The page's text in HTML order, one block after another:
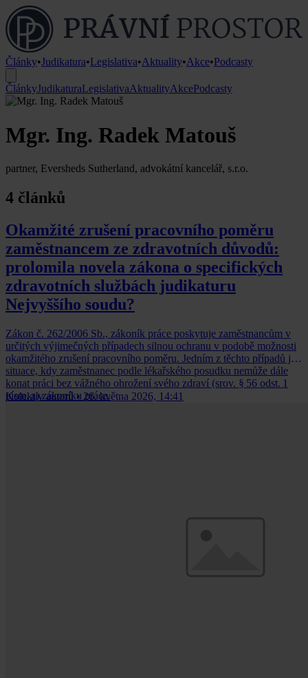
Články•Judikatura•Legislativa•Aktuality•Akce•Podcasty
ČlánkyJudikaturaLegislativaAktualityAkcePodcasty
Mgr. Ing. Radek Matouš
partner, Eversheds Sutherland, advokátní kancelář, s.r.o.
4 článků
Okamžité zrušení pracovního poměru
zaměstnancem ze zdravotních důvodů:
prolomila novela zákona o specifických
zdravotních službách judikaturu
Nejvyššího soudu?
Zákon č. 262/2006 Sb., zákoník práce poskytuje zaměstnancům v
určitých výjimečných případech silnou ochranu v podobě možnosti
okamžitého zrušení pracovního poměru. Jedním z těchto případů je
situace, kdy zaměstnanec podle lékařského posudku nemůže dále
konat práci bez vážného ohrožení svého zdraví (srov. § 56 odst. 1
písm. a) zákoníku práce.
Kolektiv autorů • 26. května 2026, 14:41